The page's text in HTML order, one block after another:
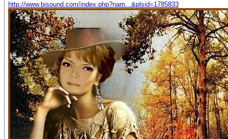
http://www.bisound.com/index.php?nam...&plsid=1785833